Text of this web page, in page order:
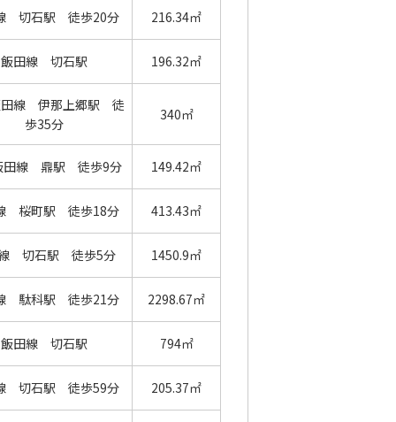
切石駅 徒歩20分 216.34㎡
飯田線 切石駅 196.32㎡
田線 伊那上郷駅 徒
歩35分
340㎡
田線 鼎駅 徒歩9分 149.42㎡
桜町駅 徒歩18分 413.43㎡
切石駅 徒歩5分 1450.9㎡
駄科駅 徒歩21分 2298.67㎡
飯田線 切石駅 794㎡
切石駅 徒歩59分 205.37㎡